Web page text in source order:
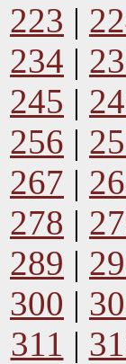
223 |
234 |
245 |
256 |
267 |
278 |
289 |
300 |
311 |